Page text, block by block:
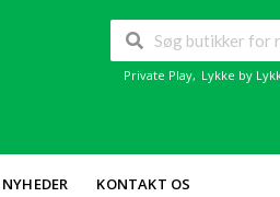
Private Play, Lykke by
NYHEDER KONTAKT OS